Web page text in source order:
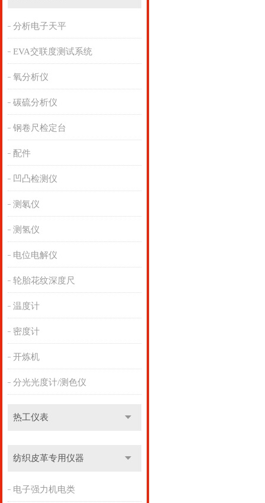
分析电子天平
EVA交联度测试系统
氧分析仪
碳硫分析仪
钢卷尺检定台
配件
凹凸检测仪
测氡仪
测氢仪
电位电解仪
轮胎花纹深度尺
温度计
密度计
开炼机
分光光度计/测色仪
热工仪表
纺织皮革专用仪器
电子强力机电类